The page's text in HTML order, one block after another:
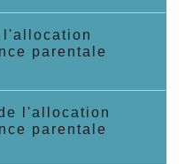
l'allocation
parentale
l'allocation
parentale